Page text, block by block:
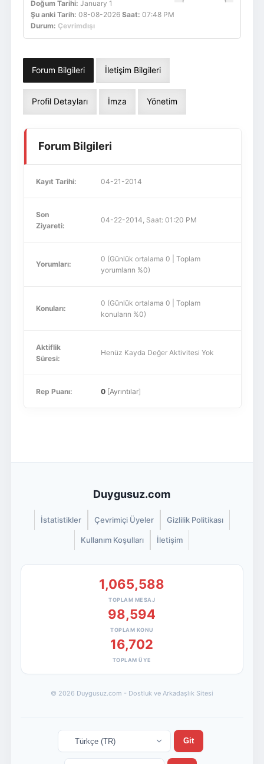
Doğum Tarihi: January 1
Şu anki Tarih: 08-08-2026 Saat: 07:48 PM
Durum: Çevrimdışı
Forum Bilgileri İletişim Bilgileri
Profil Detayları İmza Yönetim
Forum Bilgileri
Kayıt Tarihi: 04-21-2014
Son
Ziyareti:
04-22-2014, Saat: 01:20 PM
Yorumları:
0 (Günlük ortalama 0 | Toplam
yorumların %0)
Konuları:
0 (Günlük ortalama 0 | Toplam
konuların %0)
Aktiflik
Süresi:
Henüz Kayda Değer Aktivitesi Yok
Rep Puanı: 0[Ayrıntılar]
Duygusuz.com
İstatistikler Çevrimiçi Üyeler Gizlilik Politikası
Kullanım Koşulları İletişim
1,065,588
TOPLAM MESAJ
98,594
TOPLAM KONU
16,702
TOPLAM ÜYE
© 2026 Duygusuz.com - Dostluk ve Arkadaşlık Sitesi